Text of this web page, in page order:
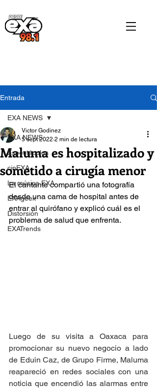
Entrada
EXA NEWS
Espectáculos
cinEXA
La música EXA
EXAgeek
Distorsión
EXATrends
EXA NEWS
Maluma es hospitalizado y
sometido a cirugía menor
Victor Godinez
5 sept 2022 2 min de lectura
El cantante compartió una fotografía
desde una cama de hospital antes de
entrar al quirófano y explicó cuál es el
problema de salud que enfrenta.
Luego de su visita a Oaxaca para
promocionar su nuevo negocio a lado
de Eduin Caz, de Grupo Firme, Maluma
reapareció en redes sociales con una
noticia que encendió las alarmas entre